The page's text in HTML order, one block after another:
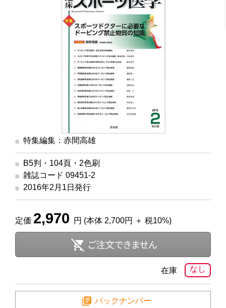
特集編集：赤間高雄
B5判・104頁・2色刷
雑誌コード 09451-2
2016年2月1日発行
定価 2,970 円 (本体 2,700円 ＋ 税10%)
なし
在庫
バックナンバー